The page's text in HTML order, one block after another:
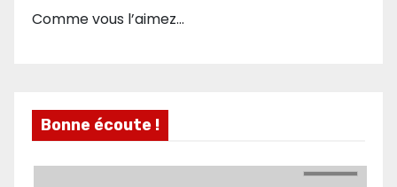
Comme vous l’aimez…
Bonne écoute !